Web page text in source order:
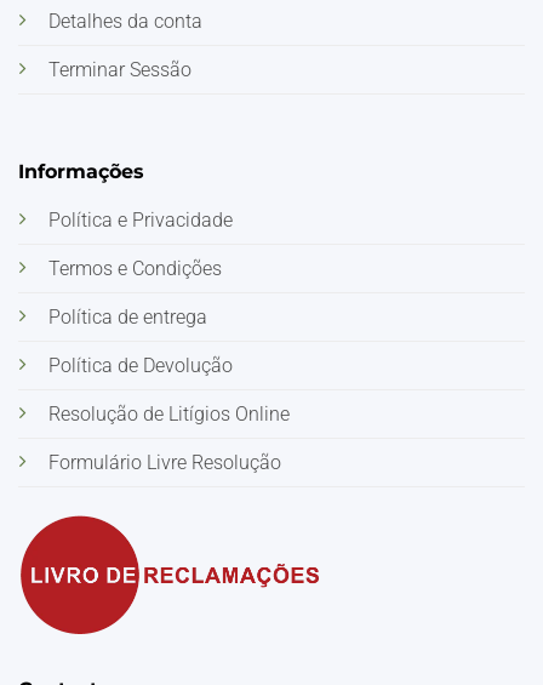
Detalhes da conta
Terminar Sessão
Informações
Política e Privacidade
Termos e Condições
Política de entrega
Política de Devolução
Resolução de Litígios Online
Formulário Livre Resolução